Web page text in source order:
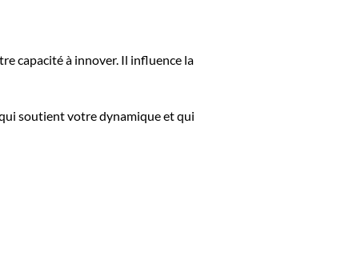
capacité à innover. Il influence la
soutient votre dynamique et qui